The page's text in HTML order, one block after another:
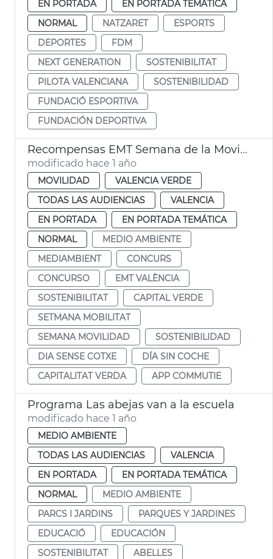
EN PORTADA
EN PORTADA TEMÁTICA
NORMAL
NATZARET
ESPORTS
DEPORTES
FDM
NEXT GENERATION
SOSTENIBILITAT
PILOTA VALENCIANA
SOSTENIBILIDAD
FUNDACIÓ ESPORTIVA
FUNDACIÓN DEPORTIVA
Recompensas EMT Semana de la Movilidad
modificado hace 1 año
MOVILIDAD
VALENCIA VERDE
TODAS LAS AUDIENCIAS
VALENCIA
EN PORTADA
EN PORTADA TEMÁTICA
NORMAL
MEDIO AMBIENTE
MEDIAMBIENT
CONCURS
CONCURSO
EMT VALÈNCIA
SOSTENIBILITAT
CAPITAL VERDE
SETMANA MOBILITAT
SEMANA MOVILIDAD
SOSTENIBILIDAD
DIA SENSE COTXE
DÍA SIN COCHE
CAPITALITAT VERDA
APP COMMUTIE
Programa Las abejas van a la escuela
modificado hace 1 año
MEDIO AMBIENTE
TODAS LAS AUDIENCIAS
VALENCIA
EN PORTADA
EN PORTADA TEMÁTICA
NORMAL
MEDIO AMBIENTE
PARCS I JARDINS
PARQUES Y JARDINES
EDUCACIÓ
EDUCACIÓN
SOSTENIBILITAT
ABELLES